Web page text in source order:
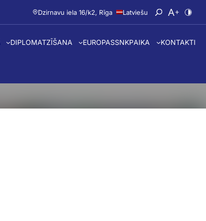
Dzirnavu iela 16/k2, Rīga Latviešu Atvērt
DIPLOMATZĪŠANA EUROPASSNKPAIKA KONTAKTI